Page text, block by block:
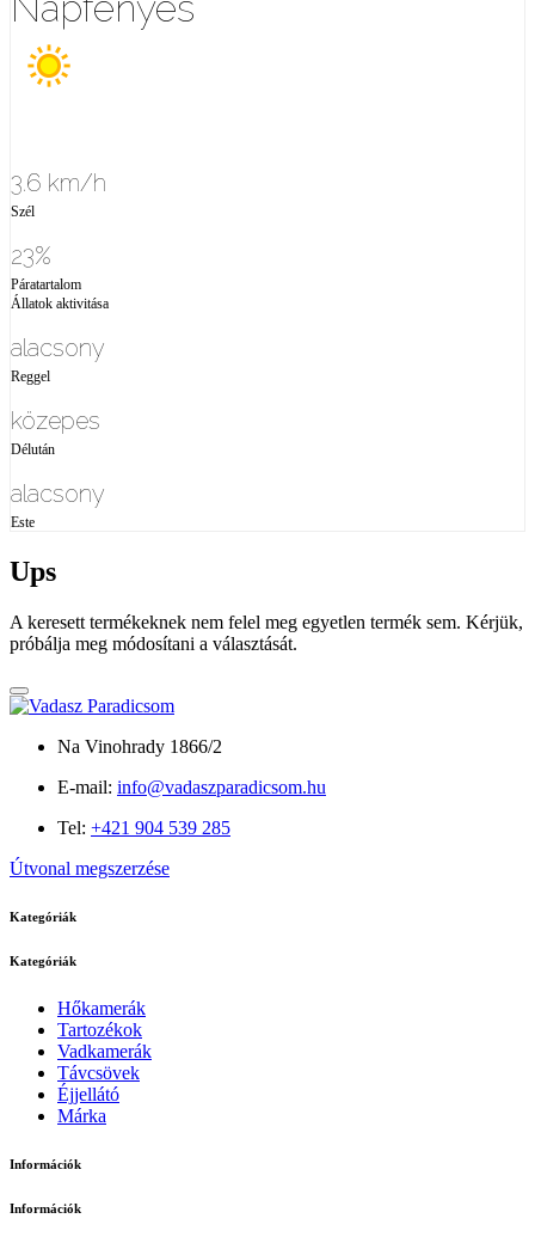
3.6 km/h
Szél
23%
Páratartalom
Állatok aktivitása
alacsony
Reggel
közepes
Délután
alacsony
Este
Ups
A keresett termékeknek nem felel meg egyetlen termék sem. Kérjük,
próbálja meg módosítani a választását.
Na Vinohrady 1866/2
E-mail: info@vadaszparadicsom.hu
Tel: +421 904 539 285
Útvonal megszerzése
Kategóriák
Kategóriák
Hőkamerák
Tartozékok
Vadkamerák
Távcsövek
Éjjellátó
Márka
Információk
Információk